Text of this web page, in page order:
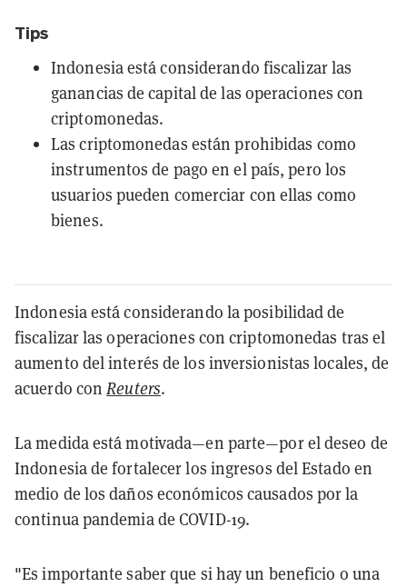
Tips
Indonesia está considerando fiscalizar las
ganancias de capital de las operaciones con
criptomonedas.
Las criptomonedas están prohibidas como
instrumentos de pago en el país, pero los
usuarios pueden comerciar con ellas como
bienes.
Indonesia está considerando la posibilidad de
fiscalizar las operaciones con criptomonedas tras el
aumento del interés de los inversionistas locales, de
acuerdo conReuters.
La medida está motivada—en parte—por el deseo de
Indonesia de fortalecer los ingresos del Estado en
medio de los daños económicos causados por la
continua pandemia de COVID-19.
"Es importante saber que si hay un beneficio o una